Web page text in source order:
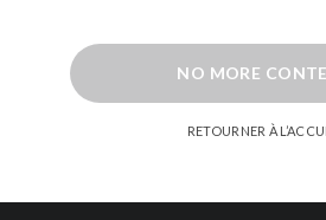
NO MORE
RETOURNER À